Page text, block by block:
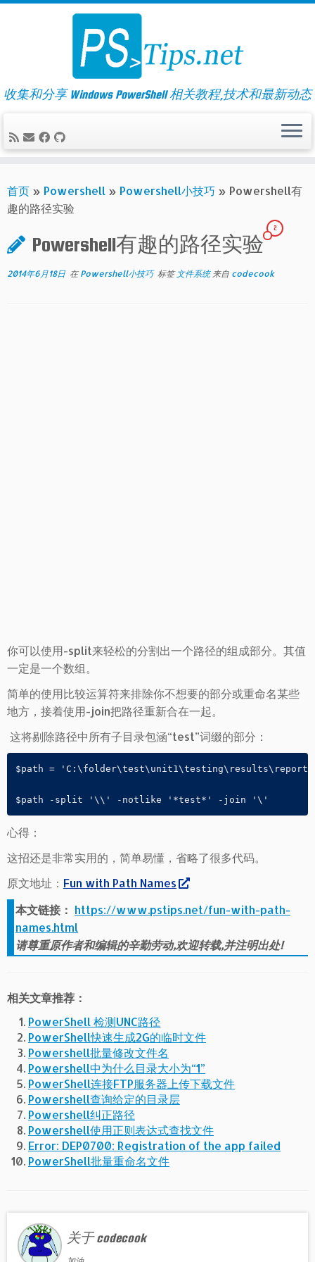
Skip
收集和分享 Windows PowerShell 相关教程,技术和最新动态
首页 » Powershell » Powershell小技巧 » Powershell有
趣的路径实验
Powershell有趣的路径实验
2
2014年6月18日 在 Powershell小技巧 标签 文件系统 来自 codecook
你可以使用-split来轻松的分割出一个路径的组成部分。其值
一定是一个数组。
简单的使用比较运算符来排除你不想要的部分或重命名某些
地方，接着使用-join把路径重新合在一起。
这将剔除路径中所有子目录包涵“test”词缀的部分：
$path =
$path -split '\\' -notlike '*test*' -join '\'
心得：
这招还是非常实用的，简单易懂，省略了很多代码。
原文地址： Fun with Path Names
本文链接： https://www.pstips.net/fun-with-path-
names.html
请尊重原作者和编辑的辛勤劳动,欢迎转载,并注明出处!
相关文章推荐：
PowerShell 检测UNC路径
PowerShell快速生成2G的临时文件
Powershell批量修改文件名
Powershell中为什么目录大小为“1”
PowerShell连接FTP服务器上传下载文件
Powershell查询给定的目录层
Powershell纠正路径
Powershell使用正则表达式查找文件
Error: DEP0700: Registration of the app failed
PowerShell批量重命名文件
关于 codecook